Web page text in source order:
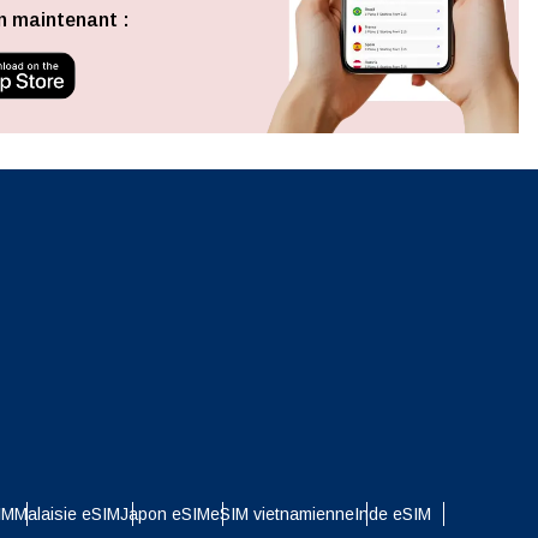
Fermer la fenêtre contextuelle
maintenant :
Malaisie eSIMJapon eSIMeSIM vietnamienneInde eSIM